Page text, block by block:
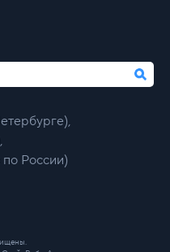
по России)